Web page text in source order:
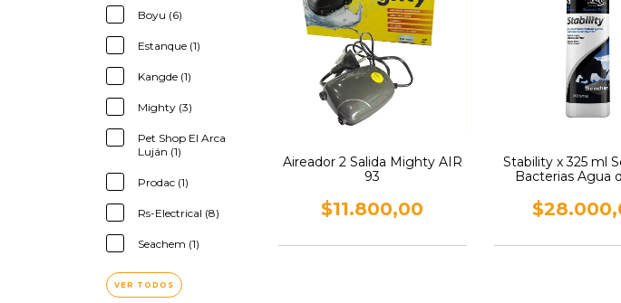
Boyu (6)
Estanque (1)
Kangde (1)
Mighty (3)
Pet Shop El Arca
Luján (1)
Prodac (1)
Rs-Electrical (8)
Seachem (1)
VER TODOS
Aireador 2 Salida Mighty AIR
93
$11.800,00
Stability x 325 ml
Bacterias Agua